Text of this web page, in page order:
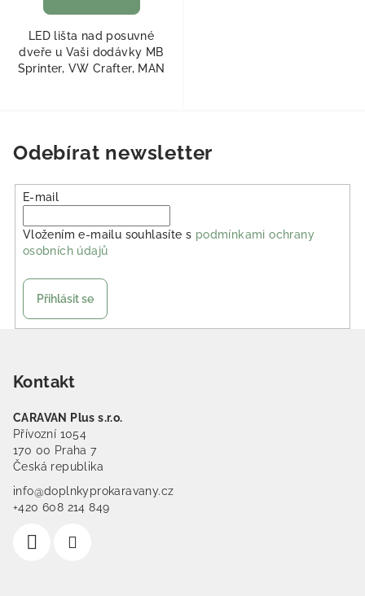
LED lišta nad posuvné
dveře u Vaši dodávky MB
Sprinter, VW Crafter, MAN
Odebírat newsletter
E-mail
Vložením e-mailu souhlasíte s podmínkami ochrany
osobních údajů
Přihlásit se
Kontakt
CARAVAN Plus s.r.o.
Přívozní 1054
170 00 Praha 7
Česká republika
info@doplnkyprokaravany.cz
+420 608 214 849